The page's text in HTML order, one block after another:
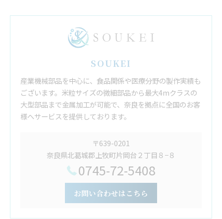
SOUKEI
産業機械部品を中心に、食品関係や医療分野の製作実績も
ございます。米粒サイズの微細部品から最大4mクラスの
大型部品まで金属加工が可能で、奈良を拠点に全国のお客
様へサービスを提供しております。
〒639-0201
奈良県北葛城郡上牧町片岡台２丁目８−８
0745-72-5408
お問い合わせはこちら